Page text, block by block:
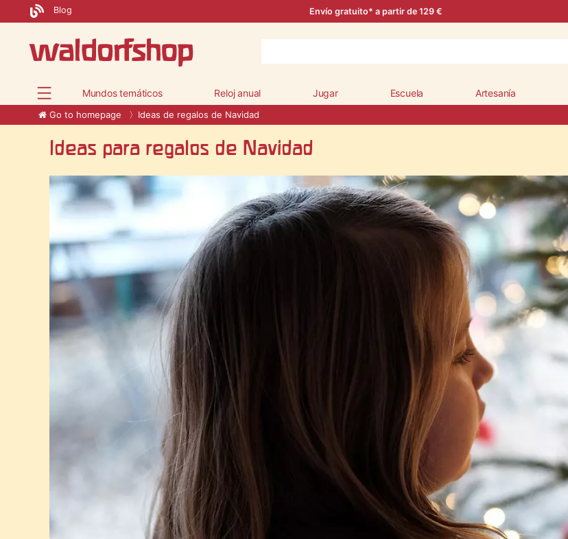
Blog Envío gratuito* a partir de 129 €
Mundos temáticos Reloj anual Jugar Escuela Artesanía
Go to homepage Ideas de regalos de Navidad
Ideas para regalos de Navidad